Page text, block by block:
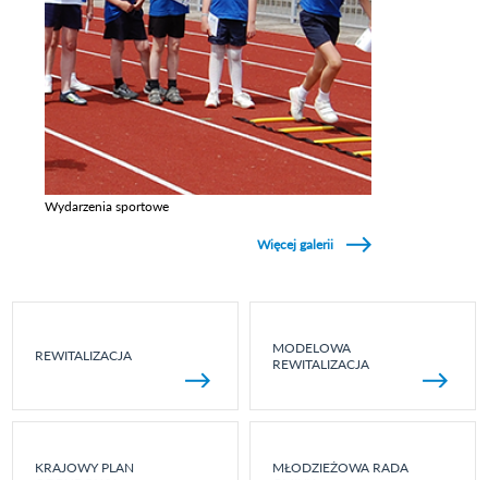
Wydarzenia sportowe
Więcej galerii
REWITALIZACJA
MODELOWA
REWITALIZACJA
KRAJOWY PLAN
MŁODZIEŻOWA RADA